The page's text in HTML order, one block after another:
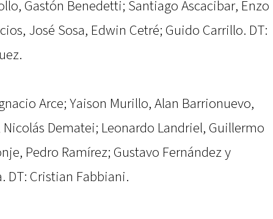
Gastón Benedetti; Santiago Ascacibar, Enzo
José Sosa, Edwin Cetré; Guido Carrillo. DT:
Arce; Yaison Murillo, Alan Barrionuevo,
Nicolás Dematei; Leonardo Landriel, Guillermo
Pedro Ramírez; Gustavo Fernández y
DT: Cristian Fabbiani.